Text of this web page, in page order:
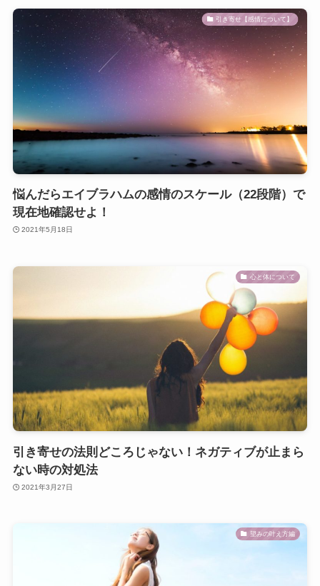
引き寄せ【感情について】
悩んだらエイブラハムの感情のスケール（22段階）で
現在地確認せよ！
2021年5月18日
心と体について
引き寄せの法則どころじゃない！ネガティブが止まら
ない時の対処法
2021年3月27日
望みの叶え方編